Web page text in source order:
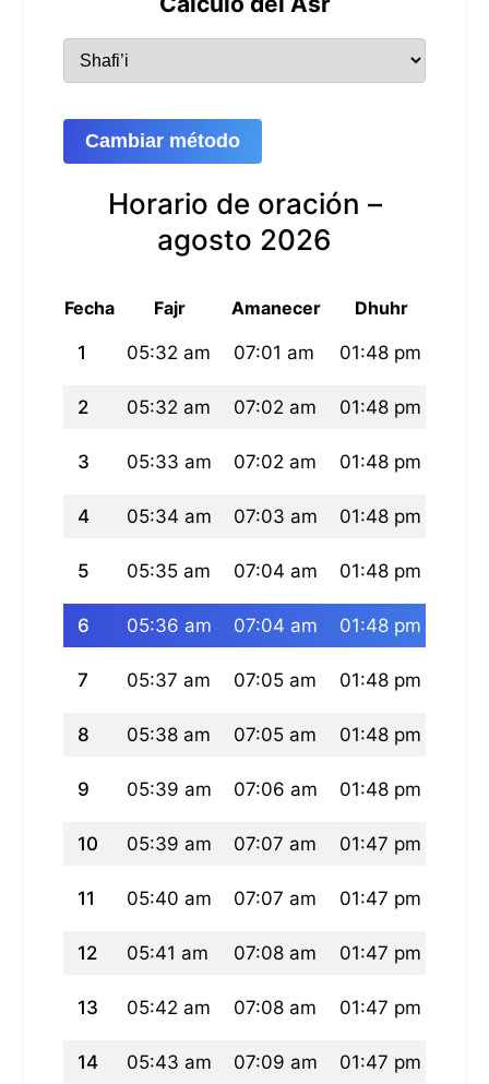
Cambiar método
Horario de oración –
agosto 2026
Fecha Fajr Amanecer Dhuhr
1 05:32 am 07:01 am 01:48 pm
2 05:32 am 07:02 am 01:48 pm
3 05:33 am 07:02 am 01:48 pm
4 05:34 am 07:03 am 01:48 pm
5 05:35 am 07:04 am 01:48 pm
6 05:36 am 07:04 am 01:48 pm
7 05:37 am 07:05 am 01:48 pm
8 05:38 am 07:05 am 01:48 pm
9 05:39 am 07:06 am 01:48 pm
10 05:39 am 07:07 am 01:47 pm
11 05:40 am 07:07 am 01:47 pm
12 05:41 am 07:08 am 01:47 pm
13 05:42 am 07:08 am 01:47 pm
14 05:43 am 07:09 am 01:47 pm